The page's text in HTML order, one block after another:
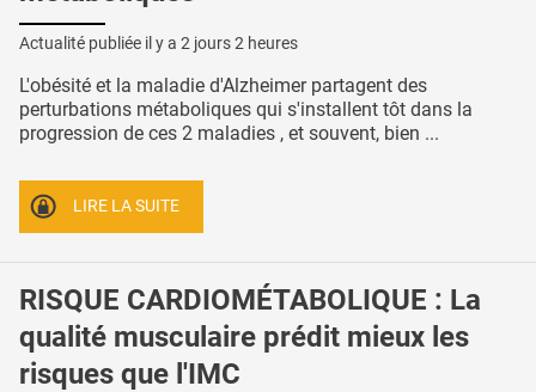
Actualité publiée il y a 2 jours 2 heures
L'obésité et la maladie d'Alzheimer partagent des
perturbations métaboliques qui s'installent tôt dans la
progression de ces 2 maladies , et souvent, bien ...
LIRE LA SUITE
RISQUE CARDIOMÉTABOLIQUE : La
qualité musculaire prédit mieux les
risques que l'IMC